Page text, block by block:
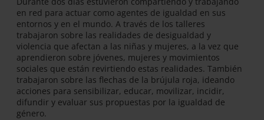
en red para actuar como agentes de igualdad en sus
entornos y en el mundo. A través de los talleres
trabajaron sobre las realidades de desigualdad y
violencia que afectan a las niñas y mujeres, a la vez que
aprendieron sobre jóvenes, mujeres y movimientos
sociales que están revirtiendo estas realidades. También
trabajaron sobre las flechas de la brújula roja, ideando
acciones para sensibilizar, educar, movilizar, incidir,
difundir y evaluar sus propuestas por la igualdad de
género.